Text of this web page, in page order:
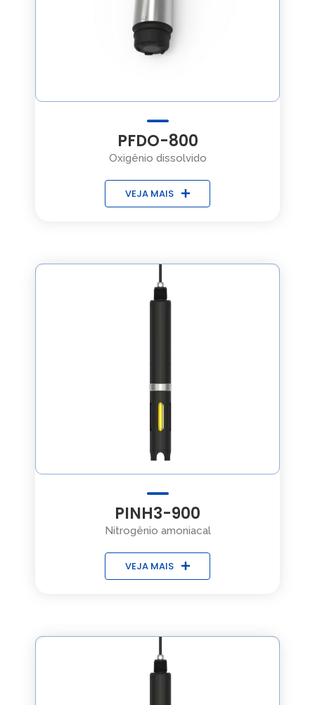
PFDO-800
Oxigênio dissolvido
VEJA MAIS
PINH3-900
Nitrogênio amoniacal
VEJA MAIS